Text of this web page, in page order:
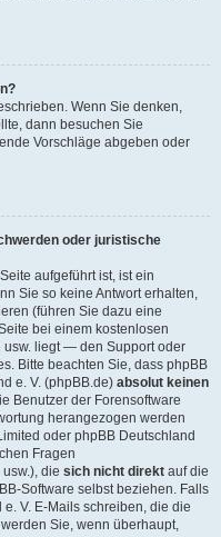
Wenn Sie denken,
dann besuchen Sie
Vorschläge abgeben oder
oder juristische
aufgeführt ist, ist ein
Sie so keine Antwort erhalten,
(führen Sie dazu eine
bei einem kostenlosen
usw. liegt — den Support oder
Bitte beachten Sie, dass phpBB
e. V. (phpBB.de) absolut keinen
Benutzer der Forensoftware
herangezogen werden
oder phpBB Deutschland
Fragen
die sich nicht direkt auf die
Software selbst beziehen. Falls
V. E-Mails schreiben, die die
Sie, wenn überhaupt,